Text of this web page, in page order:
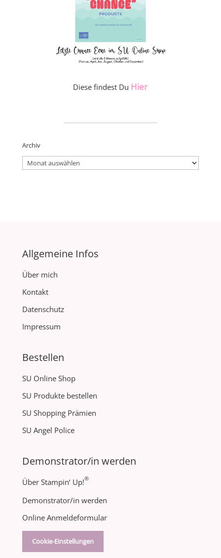
Diese findest Du Hier
Archiv
Archiv
Allgemeine Infos
Über mich
Kontakt
Datenschutz
Impressum
Bestellen
SU Online Shop
SU Produkte bestellen
SU Shopping Prämien
SU Angel Police
Demonstrator/in werden
Über Stampin‘ Up!®
Demonstrator/in werden
Online Anmeldeformular
Cookie-Einstellungen